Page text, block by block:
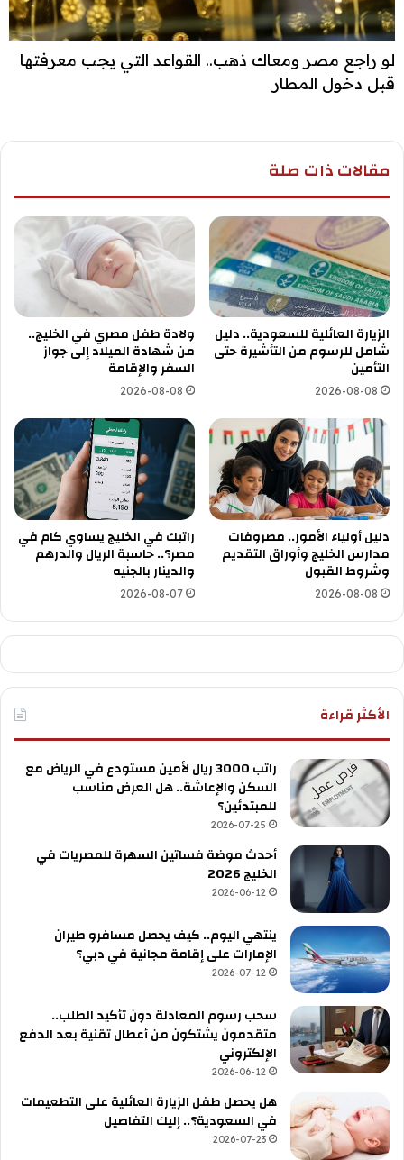
لو راجع مصر ومعاك ذهب.. القواعد التي يجب معرفتها
قبل دخول المطار
مقالات ذات صلة
الزيارة العائلية للسعودية.. دليل
شامل للرسوم من التأشيرة حتى
التأمين
2026-08-08
ولادة طفل مصري في الخليج..
من شهادة الميلاد إلى جواز
السفر والإقامة
2026-08-08
دليل أولياء الأمور.. مصروفات
مدارس الخليج وأوراق التقديم
وشروط القبول
2026-08-08
راتبك في الخليج يساوي كام في
مصر؟.. حاسبة الريال والدرهم
والدينار بالجنيه
2026-08-07
الأكثر قراءة
راتب 3000 ريال لأمين مستودع في الرياض مع
السكن والإعاشة.. هل العرض مناسب
للمبتدئين؟
2026-07-25
أحدث موضة فساتين السهرة للمصريات في
الخليج 2026
2026-06-12
ينتهي اليوم.. كيف يحصل مسافرو طيران
الإمارات على إقامة مجانية في دبي؟
2026-07-12
سحب رسوم المعادلة دون تأكيد الطلب..
متقدمون يشتكون من أعطال تقنية بعد الدفع
الإلكتروني
2026-06-12
هل يحصل طفل الزيارة العائلية على التطعيمات
في السعودية؟.. إليك التفاصيل
2026-07-23